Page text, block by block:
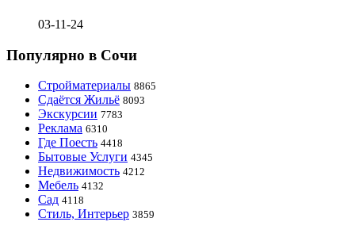
03-11-24
Популярно в Сочи
Стройматериалы 8865
Сдаётся Жильё 8093
Экскурсии 7783
Реклама 6310
Где Поесть 4418
Бытовые Услуги 4345
Недвижимость 4212
Мебель 4132
Сад 4118
Стиль, Интерьер 3859